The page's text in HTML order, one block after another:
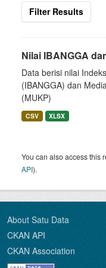
Filter Results
Nilai IBANGGA
Data berisi nilai
(IBANGGA) dan
(MUKP)
CSV XLSX
You can also access this
API).
About Satu Data
CKAN API
CKAN Association